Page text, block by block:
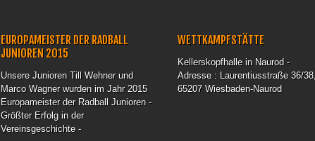
EUROPAMEISTER DER RADBALL
JUNIOREN 2015
Unsere Junioren Till Wehner und
Marco Wagner wurden im Jahr 2015
Europameister der Radball Junioren -
Größter Erfolg in der
Vereinsgeschichte -
WETTKAMPFSTÄTTE
Kellerskopfhalle in Naurod -
Adresse : Laurentiusstraße 36/38,
65207 Wiesbaden-Naurod